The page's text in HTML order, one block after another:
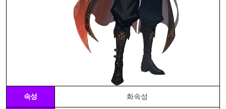
속성 화속성